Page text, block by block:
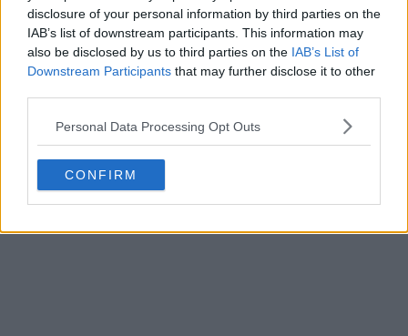
disclosure of your personal information by third parties on the
IAB’s list of downstream participants. This information may
also be disclosed by us to third parties on the IAB’s List of
Downstream Participants that may further disclose it to other
Personal Data Processing Opt Outs
CONFIRM